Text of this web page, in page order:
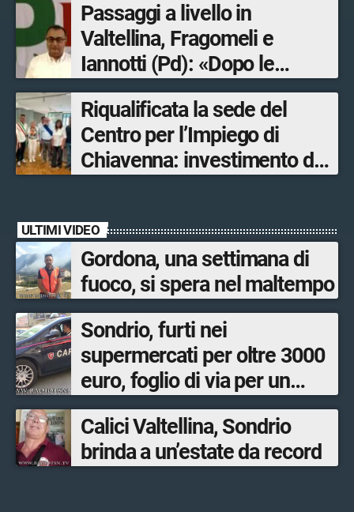
Passaggi a livello in
Valtellina, Fragomeli e
Iannotti (Pd): «Dopo le
Olimpiadi solo un terzo delle
opere sostitutive sarà
ultimato entro il 2026»
Riqualificata la sede del
Centro per l’Impiego di
Chiavenna: investimento da
ULTIMI VIDEO
Gordona, una settimana di
fuoco, si spera nel maltempo
Sondrio, furti nei
supermercati per oltre 3000
euro, foglio di via per un
ventinovenne
Calici Valtellina, Sondrio
brinda a un’estate da record